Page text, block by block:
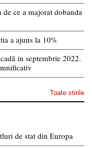
ce a majorat dobanda
a ajuns la 10%
in septembrie 2022.
Toate stirile
de stat din Europa